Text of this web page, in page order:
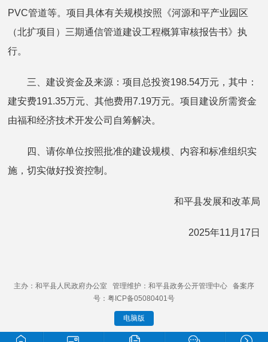
PVC管道等。项目具体有关规模按照《河源和平产业园区
（北扩项目）三期通信管道建设工程概算审核报告书》执
行。
三、建设资金及来源：项目总投资198.54万元，其中：
建安费191.35万元、其他费用7.19万元。项目建设所需资金
由福和经济技术开发公司自筹解决。
四、请你单位按照批准的建设规模、内容和标准组织实
施，切实做好投资控制。
和平县发展和改革局
2025年11月17日
主办：和平县人民政府办公室 管理维护：和平县政务公开管理中心 备案序
号：粤ICP备05080401号
电脑版